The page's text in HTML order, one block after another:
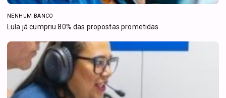
NENHUM BANCO
Lula já cumpriu 80% das propostas prometidas